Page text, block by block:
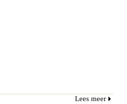
Lees meer